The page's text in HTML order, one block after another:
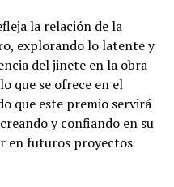
la relación de la
explorando lo latente y
del jinete en la obra
que se ofrece en el
que este premio servirá
y confiando en su
en futuros proyectos